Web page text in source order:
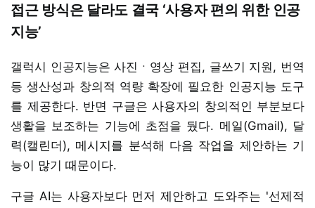
접근 방식은 달라도 결국 ‘사용자 편의 위한 인공
지능’
갤럭시 인공지능은 사진ㆍ영상 편집, 글쓰기 지원, 번역
등 생산성과 창의적 역량 확장에 필요한 인공지능 도구
를 제공한다. 반면 구글은 사용자의 창의적인 부분보다
생활을 보조하는 기능에 초점을 뒀다. 메일(Gmail), 달
력(캘린더), 메시지를 분석해 다음 작업을 제안하는 기
능이 많기 때문이다.
구글 AI는 사용자보다 먼저 제안하고 도와주는 '선제적